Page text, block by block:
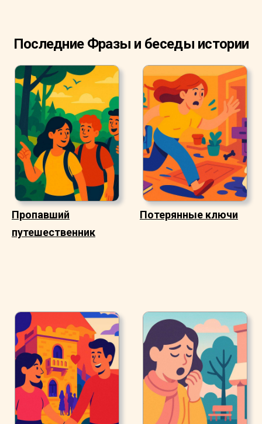
Последние Фразы и беседы истории
Пропавший
путешественник
Потерянные ключи